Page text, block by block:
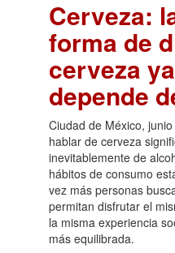
Cerveza:
forma de
cerveza
depende
Ciudad de México,
hablar de cerveza
inevitablemente de
hábitos de consumo
vez más personas
permitan disfrutar el
la misma experiencia
más equilibrada.